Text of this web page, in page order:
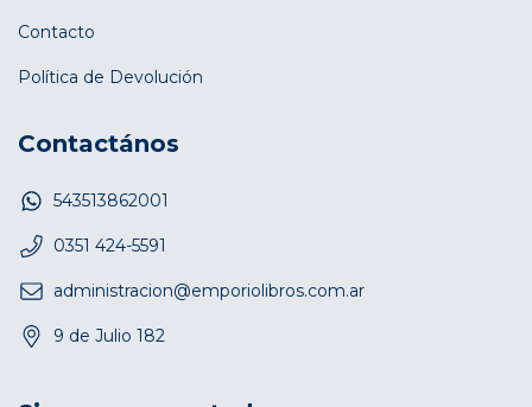
Contacto
Política de Devolución
Contactános
543513862001
0351 424-5591
administracion@emporiolibros.com.ar
9 de Julio 182